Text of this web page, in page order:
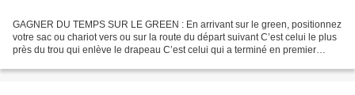
GAGNER DU TEMPS SUR LE GREEN : En arrivant sur le green, positionnez
votre sac ou chariot vers ou sur la route du départ suivant C’est celui le plus
près du trou qui enlève le drapeau C’est celui qui a terminé en premier